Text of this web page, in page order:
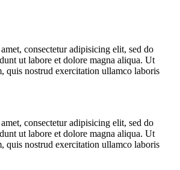
consectetur adipisicing elit, sed do
ut labore et dolore magna aliqua. Ut
quis nostrud exercitation ullamco laboris
consectetur adipisicing elit, sed do
ut labore et dolore magna aliqua. Ut
quis nostrud exercitation ullamco laboris